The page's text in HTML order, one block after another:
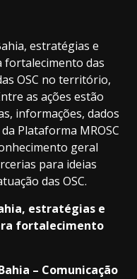
estratégias e
fortalecimento das
OSC no território,
as ações estão
informações, dados
Plataforma MROSC
geral
para ideias
das OSC.
estratégias e
fortalecimento
– Comunicação